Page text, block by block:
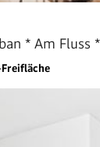
* Am Fluss
Freifläche